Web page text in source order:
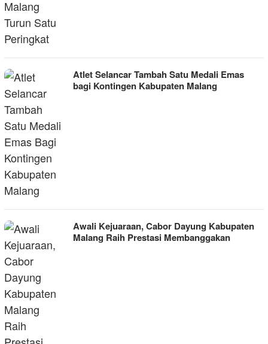
Atlet Selancar Tambah Satu Medali Emas
bagi Kontingen Kabupaten Malang
Awali Kejuaraan, Cabor Dayung Kabupaten
Malang Raih Prestasi Membanggakan